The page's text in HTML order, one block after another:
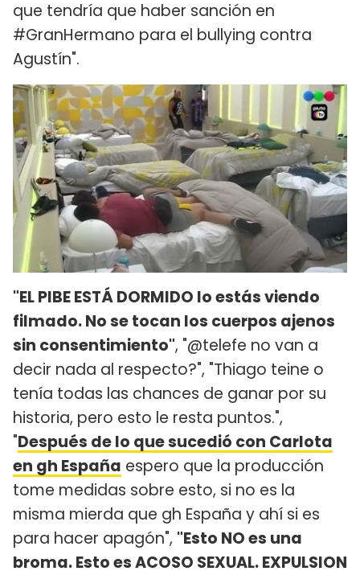
que tendría que haber sanción en
#GranHermano para el bullying contra
Agustín".
"EL PIBE ESTÁ DORMIDO lo estás viendo
filmado. No se tocan los cuerpos ajenos
sin consentimiento", "@telefe no van a
decir nada al respecto?", "Thiago teine o
tenía todas las chances de ganar por su
historia, pero esto le resta puntos.",
"Después de lo que sucedió con Carlota
en gh España espero que la producción
tome medidas sobre esto, si no es la
misma mierda que gh España y ahí si es
para hacer apagón", "Esto NO es una
broma. Esto es ACOSO SEXUAL. EXPULSION